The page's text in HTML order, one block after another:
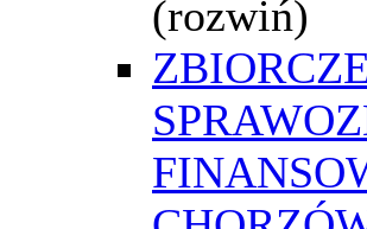
(rozwiń)